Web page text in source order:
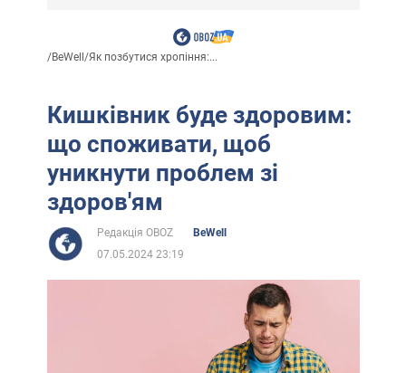
/BeWell/Як позбутися хропіння:...
Кишківник буде здоровим:
що споживати, щоб
уникнути проблем зі
здоров'ям
Редакція OBOZ
BeWell
07.05.2024 23:19